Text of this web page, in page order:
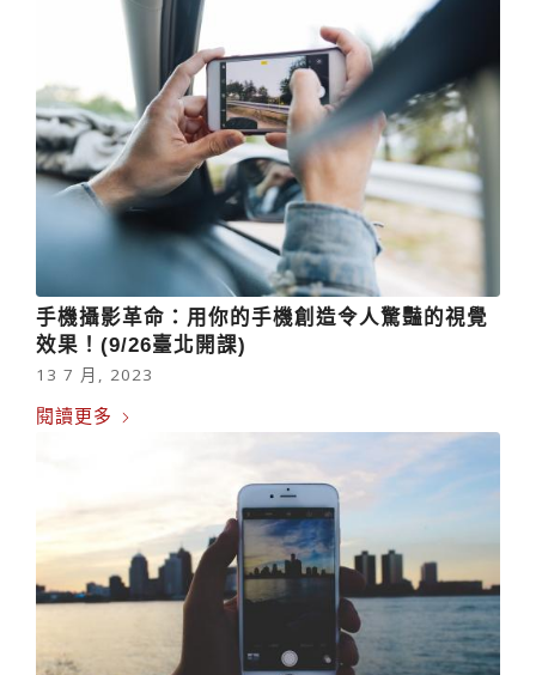
手機攝影革命：用你的手機創造令人驚豔的視覺
效果！(9/26臺北開課)
13 7 月, 2023
閱讀更多